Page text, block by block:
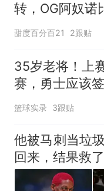
转，OG阿奴诺
杀助尼克斯53
甜度百分百21 2跟贴
35岁老将！上
赛，勇士应该
克吗？
篮球实录 3跟贴
他被马刺当垃
回来，结果救